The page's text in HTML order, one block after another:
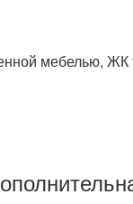
мебелью, ЖК